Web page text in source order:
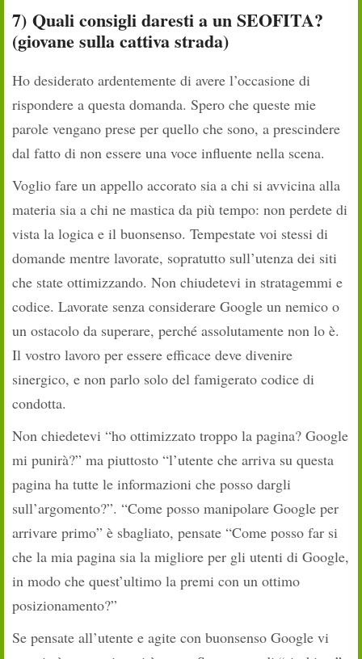
7) Quali consigli daresti a un SEOFITA?
(giovane sulla cattiva strada)
Ho desiderato ardentemente di avere l’occasione di
rispondere a questa domanda. Spero che queste mie
parole vengano prese per quello che sono, a prescindere
dal fatto di non essere una voce influente nella scena.
Voglio fare un appello accorato sia a chi si avvicina alla
materia sia a chi ne mastica da più tempo: non perdete di
vista la logica e il buonsenso. Tempestate voi stessi di
domande mentre lavorate, sopratutto sull’utenza dei siti
che state ottimizzando. Non chiudetevi in stratagemmi e
codice. Lavorate senza considerare Google un nemico o
un ostacolo da superare, perché assolutamente non lo è.
Il vostro lavoro per essere efficace deve divenire
sinergico, e non parlo solo del famigerato codice di
condotta.
Non chiedetevi “ho ottimizzato troppo la pagina? Google
mi punirà?” ma piuttosto “l’utente che arriva su questa
pagina ha tutte le informazioni che posso dargli
sull’argomento?”. “Come posso manipolare Google per
arrivare primo” è sbagliato, pensate “Come posso far si
che la mia pagina sia la migliore per gli utenti di Google,
in modo che quest’ultimo la premi con un ottimo
posizionamento?”
Se pensate all’utente e agite con buonsenso Google vi